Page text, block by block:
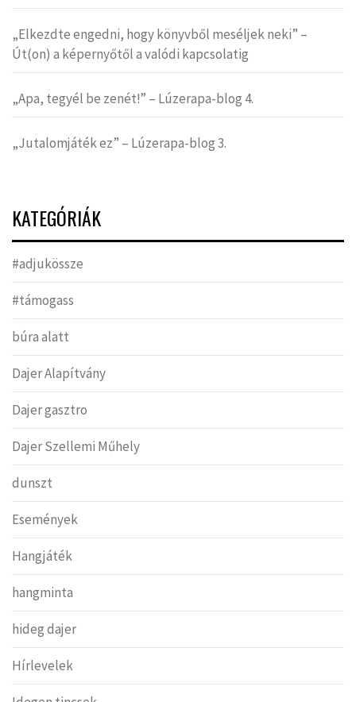
„Elkezdte engedni, hogy könyvből meséljek neki” –
Út(on) a képernyőtől a valódi kapcsolatig
„Apa, tegyél be zenét!” – Lúzerapa-blog 4.
„Jutalomjáték ez” – Lúzerapa-blog 3.
KATEGÓRIÁK
#adjukössze
#támogass
búra alatt
Dajer Alapítvány
Dajer gasztro
Dajer Szellemi Műhely
dunszt
Események
Hangjáték
hangminta
hideg dajer
Hírlevelek